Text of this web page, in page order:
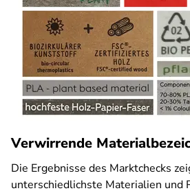
Verwirrende
Die Ergebnisse des Marktchecks
unterschiedlichste Materialien und